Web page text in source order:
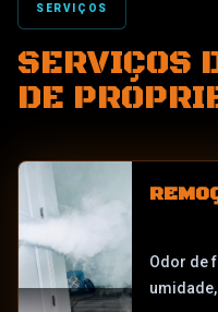
SERVIÇOS
SERVIÇOS
DE
Odor de